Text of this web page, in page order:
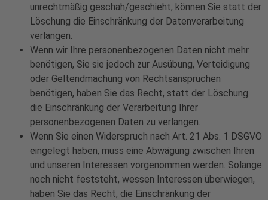
unrechtmäßig geschah/geschieht, können Sie statt der
Löschung die Einschränkung der Datenverarbeitung
verlangen.
Wenn wir Ihre personenbezogenen Daten nicht mehr
benötigen, Sie sie jedoch zur Ausübung, Verteidigung
oder Geltendmachung von Rechtsansprüchen
benötigen, haben Sie das Recht, statt der Löschung
die Einschränkung der Verarbeitung Ihrer
personenbezogenen Daten zu verlangen.
Wenn Sie einen Widerspruch nach Art. 21 Abs. 1 DSGVO
eingelegt haben, muss eine Abwägung zwischen Ihren
und unseren Interessen vorgenommen werden. Solange
noch nicht feststeht, wessen Interessen überwiegen,
haben Sie das Recht, die Einschränkung der